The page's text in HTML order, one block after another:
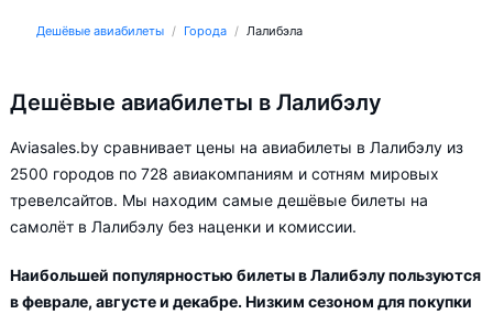
Дешёвые авиабилеты Города Лалибэла
Дешёвые авиабилеты в Лалибэлу
Aviasales.by сравнивает цены на авиабилеты в Лалибэлу из
2500 городов по 728 авиакомпаниям и сотням мировых
тревелсайтов. Мы находим самые дешёвые билеты на
самолёт в Лалибэлу без наценки и комиссии.
Наибольшей популярностью билеты в Лалибэлу пользуются
в феврале, августе и декабре. Низким сезоном для покупки